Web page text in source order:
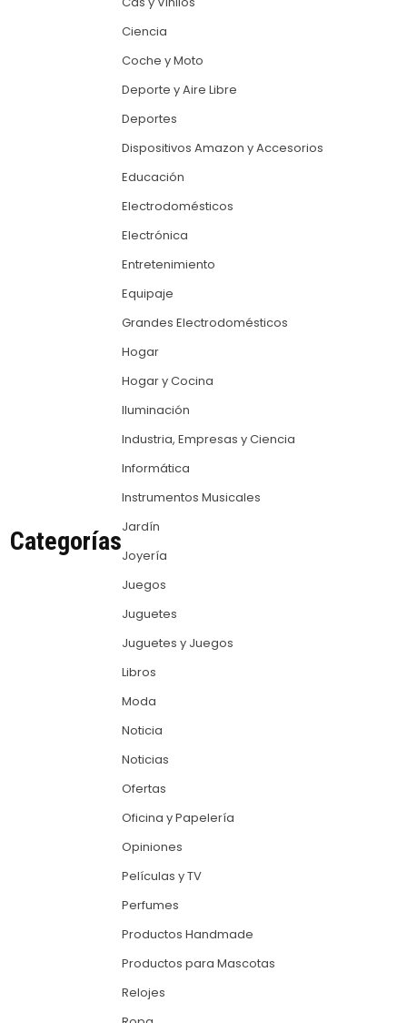
Categorías
Ciencia
Coche y Moto
Deporte y Aire Libre
Deportes
Dispositivos Amazon y Accesorios
Educación
Electrodomésticos
Electrónica
Entretenimiento
Equipaje
Grandes Electrodomésticos
Hogar
Hogar y Cocina
Iluminación
Industria, Empresas y Ciencia
Informática
Instrumentos Musicales
Jardín
Joyería
Juegos
Juguetes
Juguetes y Juegos
Libros
Moda
Noticia
Noticias
Ofertas
Oficina y Papelería
Opiniones
Películas y TV
Perfumes
Productos Handmade
Productos para Mascotas
Relojes